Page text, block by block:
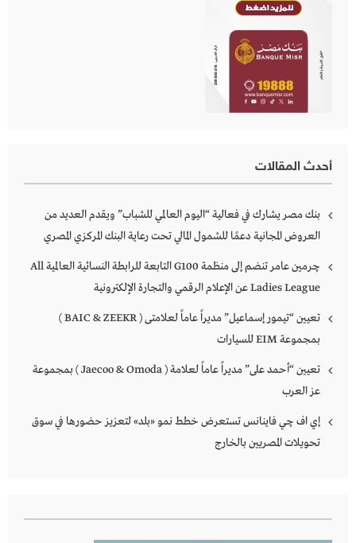
أحدث المقالات
بنك مصر يشارك في فعالية “اليوم العالمي للشباب” ويقدم العديد من
العروض المجانية دعمًا للشمول المالي تحت رعاية البنك المركزي المصري
چرمين عامر تنضم إلى منظمة G100 التابعة للرابطة النسائية العالمية All
Ladies League عن الإعلام الرقمي والتجارة الإلكترونية
تعيين “تيمور إسماعيل” مديراً عاماً لعلامتى ( BAIC & ZEEKR )
بمجموعة EIM للسيارات
تعيين “أحمد على” مديراً عاماً لعلامة ( Jaecoo & Omoda ) بمجموعة
عز العرب
إي اف چي فاينانس تستعرض خطط نمو «بلد» لتعزيز حضورها في سوق
تحويلات المصريين بالخارج